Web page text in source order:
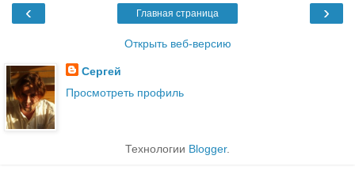
‹ ›
Главная страница
Открыть веб-версию
Сергей
Просмотреть профиль
Технологии Blogger.